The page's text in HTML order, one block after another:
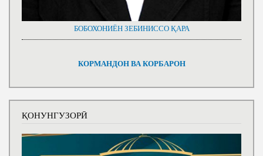
БОБОХОНИЁН ЗЕБИНИССО ҚАРА
КОРМАНДОН ВА КОРБАРОН
ҚОНУНГУЗОРӢ